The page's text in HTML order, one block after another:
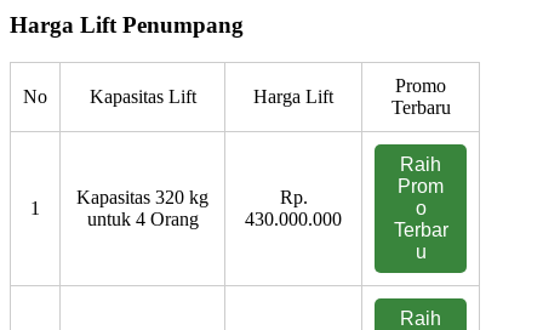
Harga Lift Penumpang
No Kapasitas Lift Harga Lift
Promo
Terbaru
1
Kapasitas 320 kg
untuk 4 Orang
Rp.
430.000.000
Raih
Prom
o
Terbar
u
Raih